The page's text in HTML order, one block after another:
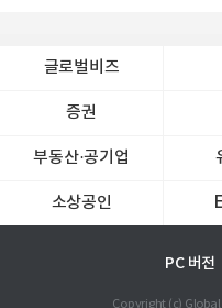
글로벌비즈
증권
부동산·공기업
소상공인
PC 버전
Copyright (c)